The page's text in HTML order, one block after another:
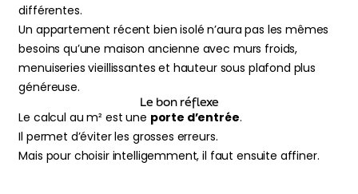
différentes.
Un appartement récent bien isolé n’aura pas les mêmes
besoins qu’une maison ancienne avec murs froids,
menuiseries vieillissantes et hauteur sous plafond plus
généreuse.
Le bon réflexe
Le calcul au m² est une porte d’entrée.
Il permet d’éviter les grosses erreurs.
Mais pour choisir intelligemment, il faut ensuite affiner.